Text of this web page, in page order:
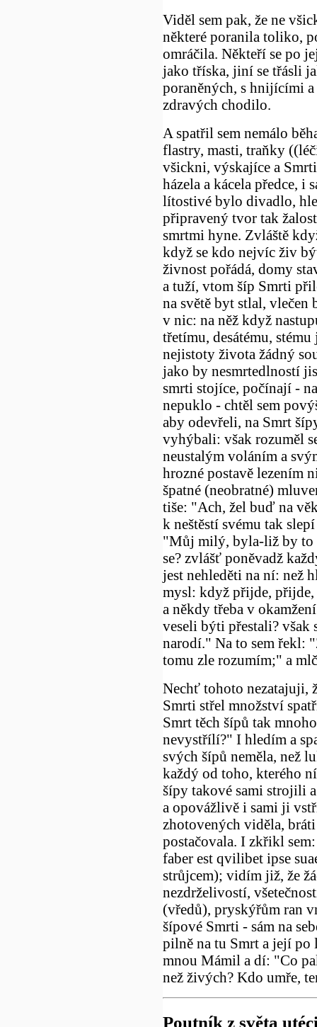
Viděl sem pak, že ne
některé poranila toliko,
omráčila. Někteří se po
jako tříska, jiní se třásli
poraněných, s hnijícími
zdravých chodilo.
A spatřil sem nemálo
flastry, masti, traňky
všickni, výskajíce a
házela a kácela předce, i
lítostivé bylo divadlo,
připravený tvor tak
smrtmi hyne. Zvláště
když se kdo nejvíc živ
živnost pořádá, domy
a tuží, vtom šíp Smrti
na světě byt stlal, vlečen
v nic: na něž když
třetímu, desátému,
nejistoty života žádný
jako by nesmrtedlností
smrti stojíce, počínají -
nepuklo - chtěl sem
aby odevřeli, na Smrt
vyhýbali: však rozuměl
neustalým voláním a
hrozné postavě lezením
špatné (neobratné)
tiše: "Ach, žel buď na
k neštěstí svému tak
"Můj milý, byla-liž by to
se? zvlášť poněvadž
jest nehleděti na ní: než
mysl: když přijde, přijde,
a někdy třeba v
veseli býti přestali? však
narodí." Na to sem řekl:
tomu zle rozumím;" a
Nechť tohoto nezatajuji,
Smrti střel množství
Smrt těch šípů tak
nevystřílí?" I hledím a
svých šípů neměla, než
každý od toho, kterého
šípy takové sami strojili
a opovážlivě i sami ji
zhotovených viděla,
postačovala. I zkřikl
faber est qvilibet ipse
strůjcem); vidím již, že
nezdrželivostí,
(vředů), pryskýřům ran
šípové Smrti - sám na
pilně na tu Smrt a její po
mnou Mámil a dí: "Co
než živých? Kdo umře,
Poutník z světa